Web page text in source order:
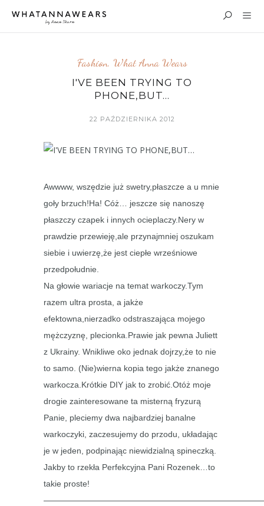
Fashion, What Anna Wears
I'VE BEEN TRYING TO
PHONE,BUT…
22 PAŹDZIERNIKA 2012
Awwww, wszędzie już swetry,płaszcze a u mnie
goły brzuch!Ha! Cóż… jeszcze się nanoszę
płaszczy czapek i innych ocieplaczy.Nery w
prawdzie przewieję,ale przynajmniej oszukam
siebie i uwierzę,że jest ciepłe wrześniowe
przedpołudnie.
Na głowie wariacje na temat warkoczy.Tym
razem ultra prosta, a jakże
efektowna,nierzadko odstraszająca mojego
mężczyznę, plecionka.Prawie jak pewna Juliett
z Ukrainy. Wnikliwe oko jednak dojrzy,że to nie
to samo. (Nie)wierna kopia tego jakże znanego
warkocza.Krótkie DIY jak to zrobić.Otóż moje
drogie zainteresowane ta misterną fryzurą
Panie, pleciemy dwa najbardziej banalne
warkoczyki, zaczesujemy do przodu, układając
je w jeden, podpinając niewidzialną spineczką.
Jakby to rzekła Perfekcyjna Pani Rozenek…to
takie proste!